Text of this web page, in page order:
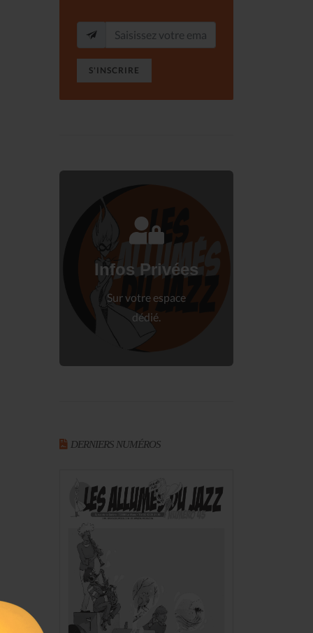
S'INSCRIRE
Infos Privées
Sur votre espace
dédié.
Connectez-vous
à votre espace privé.
DERNIERS NUMÉROS